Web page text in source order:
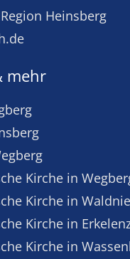
Heinsberg
mehr
Kirche in
Kirche in
Kirche in
Kirche in